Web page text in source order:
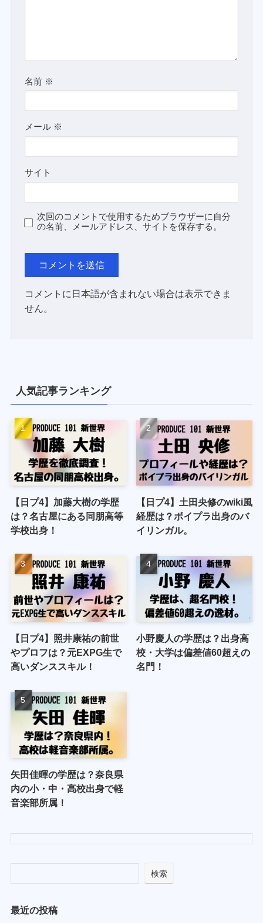
名前 ※
メール ※
サイト
次回のコメントで使用するためブラウザーに自分
の名前、メールアドレス、サイトを保存する。
コメントに日本語が含まれない場合は表示できま
せん。
人気記事ランキング
【日プ4】加藤大樹の学歴
は？名古屋にある同朋高等
学校出身！
【日プ4】土田央修のwiki風
経歴は？ボイプラ出身のバ
イリンガル。
【日プ4】照井康祐の前世
やプロフは？元EXPG生で
高いダンススキル！
小野慶人の学歴は？出身高
校・大学は偏差値60超えの
名門！
矢田佳暉の学歴は？奈良県
内の小・中・高校出身で軽
音楽部所属！
検索
最近の投稿